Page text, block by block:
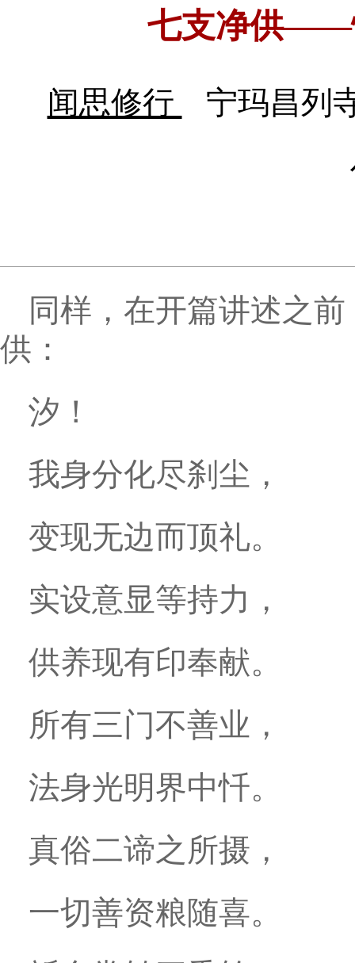
七支净供——
闻思修行
宁玛昌列
同样，在开篇讲述之
供：
汐！
我身分化尽刹尘，
变现无边而顶礼。
实设意显等持力，
供养现有印奉献。
所有三门不善业，
法身光明界中忏。
真俗二谛之所摄，
一切善资粮随喜。